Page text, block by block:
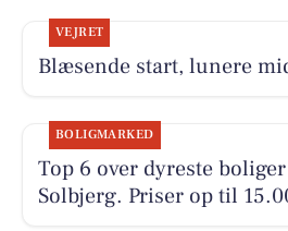
VEJRET
Blæsende start, lunere
BOLIGMARKED
Top 6 over dyreste
Solbjerg. Priser op til